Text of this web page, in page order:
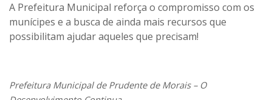
A Prefeitura Municipal reforça o compromisso com os
munícipes e a busca de ainda mais recursos que
possibilitam ajudar aqueles que precisam!
Prefeitura Municipal de Prudente de Morais – O